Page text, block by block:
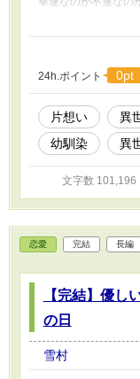
た。 雅人は必死に
無事に異世界で生
とはできるのか？
24h.ポイント
0pt
片想い 異
幼馴染
異
文字数 101,196
恋愛 完結 長編
【完結】優し
の日
雪村